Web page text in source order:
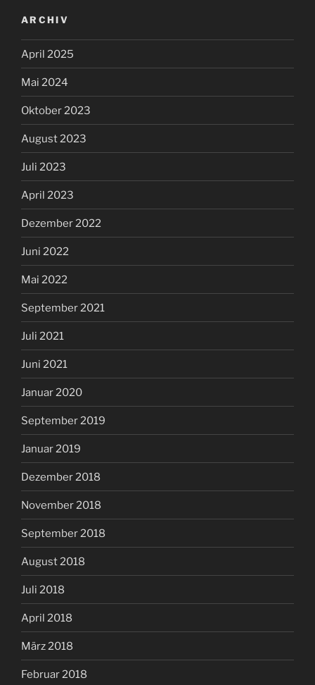
ARCHIV
April 2025
Mai 2024
Oktober 2023
August 2023
Juli 2023
April 2023
Dezember 2022
Juni 2022
Mai 2022
September 2021
Juli 2021
Juni 2021
Januar 2020
September 2019
Januar 2019
Dezember 2018
November 2018
September 2018
August 2018
Juli 2018
April 2018
März 2018
Februar 2018